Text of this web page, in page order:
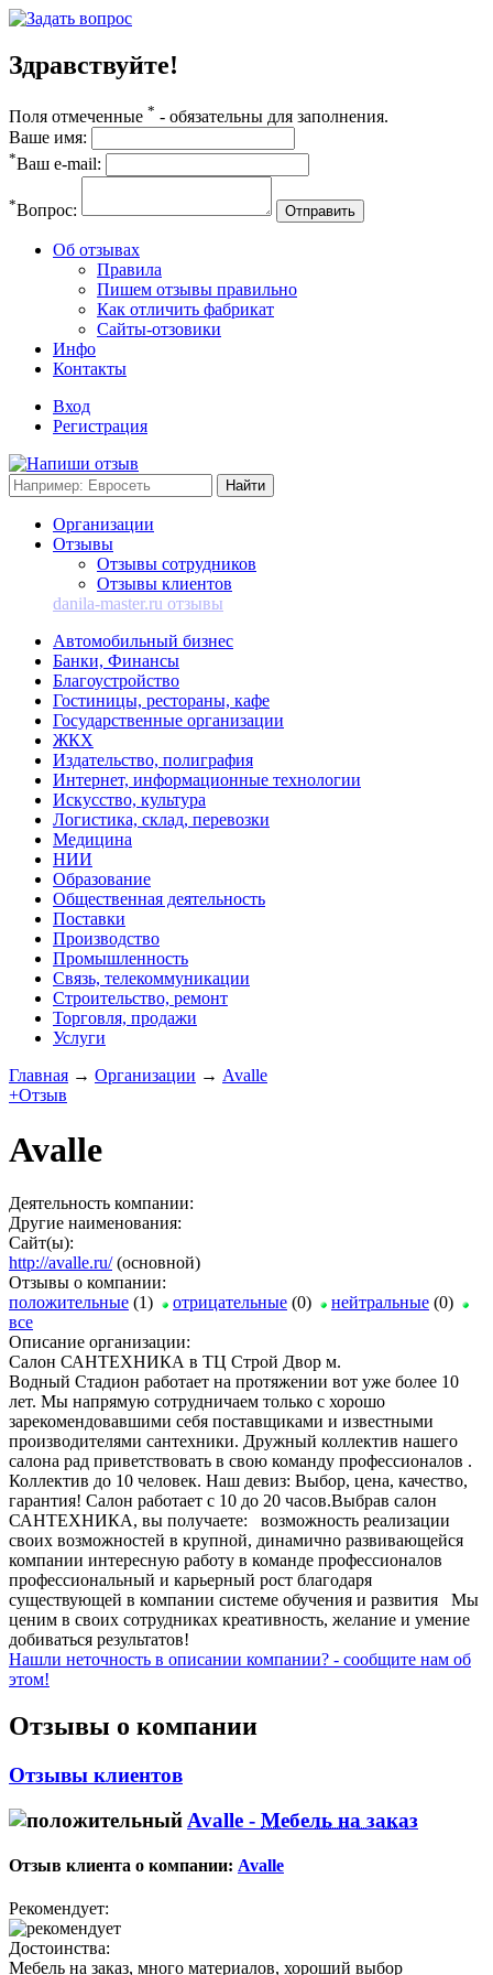
Здравствуйте!
Поля отмеченные * - обязательны для заполнения.
Ваше имя:
*Ваш e-mail:
*Вопрос: Отправить
Об отзывах
Правила
Пишем отзывы правильно
Как отличить фабрикат
Сайты-отзовики
Инфо
Контакты
Вход
Регистрация
Организации
Отзывы
Отзывы сотрудников
Отзывы клиентов
danila-master.ru отзывы
Автомобильный бизнес
Банки, Финансы
Благоустройство
Гостиницы, рестораны, кафе
Государственные организации
ЖКХ
Издательство, полиграфия
Интернет, информационные технологии
Искусство, культура
Логистика, склад, перевозки
Медицина
НИИ
Образование
Общественная деятельность
Поставки
Производство
Промышленность
Связь, телекоммуникации
Строительство, ремонт
Торговля, продажи
Услуги
Главная → Организации → Avalle
+Отзыв
Avalle
Деятельность компании:
Другие наименования:
Сайт(ы):
http://avalle.ru/(основной)
Отзывы о компании:
положительные (1) отрицательные (0) нейтральные (0)
все
Описание организации:
Салон САНТЕХНИКА в ТЦ Строй Двор м.
Водный Стадион работает на протяжении вот уже более 10
лет. Мы напрямую сотрудничаем только с хорошо
зарекомендовавшими себя поставщиками и известными
производителями сантехники. Дружный коллектив нашего
салона рад приветствовать в свою команду профессионалов .
Коллектив до 10 человек. Наш девиз: Выбор, цена, качество,
гарантия! Салон работает с 10 до 20 часов.Выбрав салон
САНТЕХНИКА, вы получаете: возможность реализации
своих возможностей в крупной, динамично развивающейся
компании интересную работу в команде профессионалов
профессиональный и карьерный рост благодаря
существующей в компании системе обучения и развития Мы
ценим в своих сотрудниках креативность, желание и умение
добиваться результатов!
Нашли неточность в описании компании? - сообщите нам об
этом!
Отзывы о компании
Отзывы клиентов
Avalle - Мебель на заказ
Отзыв клиента о компании: Avalle
Рекомендует:
Достоинства:
Мебель на заказ, много материалов, хороший выбор